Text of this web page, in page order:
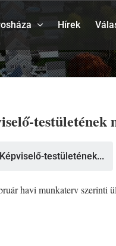
Hírek
testületének
testületének...
havi munkaterv